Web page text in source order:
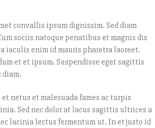
convallis ipsum dignissim. Sed diam
sociis natoque penatibus et magnis dis
iaculis enim id mauris pharetra laoreet.
et et ipsum. Suspendisse eget sagittis
diam.
netus et malesuada fames ac turpis
Sed nec dolor at lacus sagittis ultrices a
lacinia lectus fermentum ut. In et justo id